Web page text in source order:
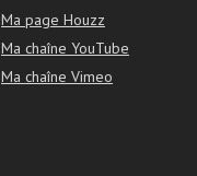
Ma page Houzz
Ma chaîne YouTube
Ma chaîne Vimeo